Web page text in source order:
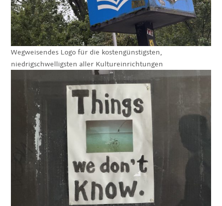
Wegweisendes Logo für die kostengünstigsten,
niedrigschwelligsten aller Kultureinrichtungen